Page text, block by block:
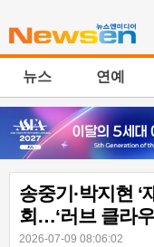
뉴스 연예
송중기·박지현 ‘
회…‘러브 클라
2026-07-09 08:06:02